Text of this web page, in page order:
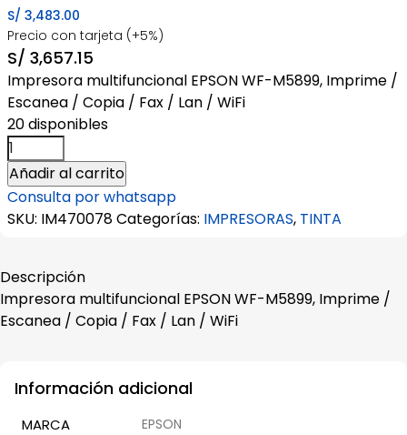
S/ 3,483.00
Precio con tarjeta (+5%)
S/ 3,657.15
Impresora multifuncional EPSON WF-M5899, Imprime /
Escanea / Copia / Fax / Lan / WiFi
20 disponibles
Impresora
multifuncional
EPSON
WF-
Añadir al carrito
Consulta por whatsapp
SKU: IM470078Categorías: IMPRESORAS, TINTA
Descripción
Impresora multifuncional EPSON WF-M5899, Imprime /
Escanea / Copia / Fax / Lan / WiFi
Información adicional
MARCA EPSON